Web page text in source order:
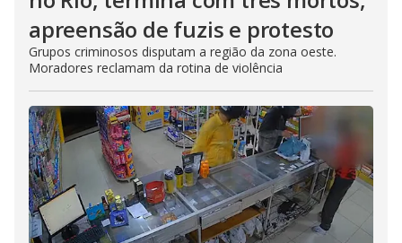
apreensão de fuzis e protesto
Grupos criminosos disputam a região da zona oeste.
Moradores reclamam da rotina de violência